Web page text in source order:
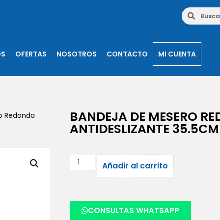
OFERTAS NOSOTROS CONTACTO MI CUENTA
Redonda BANDEJA DE MESERO
ANTIDESLIZANTE 35.5CM
Añadir al carrito
CONSULTAS WHATSAPP